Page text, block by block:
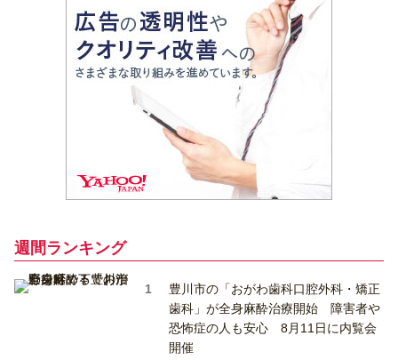
週間ランキング
豊川市の「おがわ歯科口腔外科・矯正
歯科」が全身麻酔治療開始 障害者や
恐怖症の人も安心 8月11日に内覧会
開催